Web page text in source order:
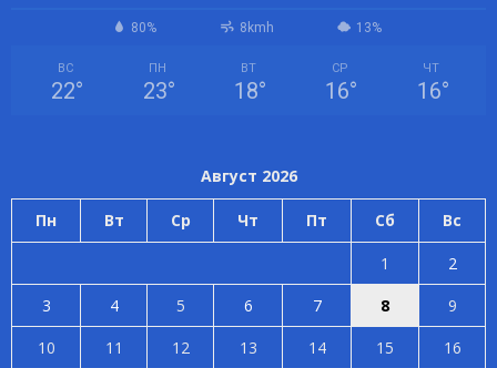
80% 8kmh 13%
ВС
22°
ПН
23°
ВТ
18°
СР
16°
ЧТ
16°
Август 2026
Пн Вт Ср Чт Пт Сб Вс
1
2
3
4 5 6 7 8
9
10
11 12 13 14 15
16